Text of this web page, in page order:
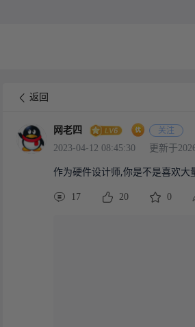
返回
网老四 关注
2023-04-12 08:45:30 更新于
作为硬件设计师,你是不是喜欢
17 20 0